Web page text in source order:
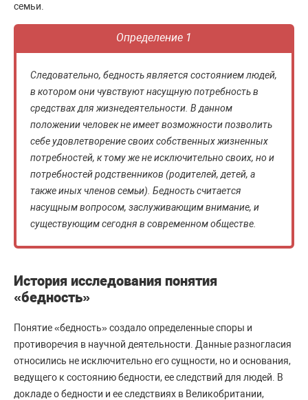
семьи.
Определение 1
Следовательно, бедность является состоянием людей,
в котором они чувствуют насущную потребность в
средствах для жизнедеятельности. В данном
положении человек не имеет возможности позволить
себе удовлетворение своих собственных жизненных
потребностей, к тому же не исключительно своих, но и
потребностей родственников (родителей, детей, а
также иных членов семьи). Бедность считается
насущным вопросом, заслуживающим внимание, и
существующим сегодня в современном обществе.
История исследования понятия
«бедность»
Понятие «бедность» создало определенные споры и
противоречия в научной деятельности. Данные разногласия
относились не исключительно его сущности, но и основания,
ведущего к состоянию бедности, ее следствий для людей. В
докладе о бедности и ее следствиях в Великобритании,